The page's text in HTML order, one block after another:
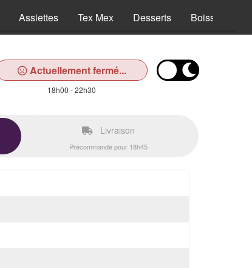
Assiettes Tex Mex Desserts Boissons
Actuellement fermé...
18h00 - 22h30
Livraison
Précommande pour 18h45